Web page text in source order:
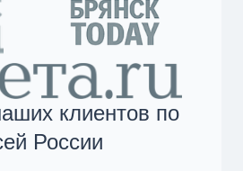
клиентов по
России